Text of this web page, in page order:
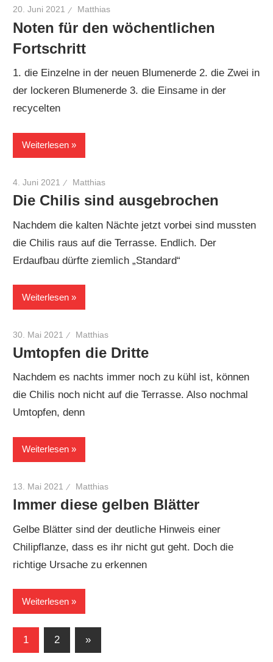
20. Juni 2021 Matthias
Noten für den wöchentlichen
Fortschritt
1. die Einzelne in der neuen Blumenerde 2. die Zwei in
der lockeren Blumenerde 3. die Einsame in der
recycelten
Weiterlesen
4. Juni 2021 Matthias
Die Chilis sind ausgebrochen
Nachdem die kalten Nächte jetzt vorbei sind mussten
die Chilis raus auf die Terrasse. Endlich. Der
Erdaufbau dürfte ziemlich „Standard“
Weiterlesen
30. Mai 2021 Matthias
Umtopfen die Dritte
Nachdem es nachts immer noch zu kühl ist, können
die Chilis noch nicht auf die Terrasse. Also nochmal
Umtopfen, denn
Weiterlesen
13. Mai 2021 Matthias
Immer diese gelben Blätter
Gelbe Blätter sind der deutliche Hinweis einer
Chilipflanze, dass es ihr nicht gut geht. Doch die
richtige Ursache zu erkennen
Weiterlesen
Seitennummerierung
1 2
Nächste
»